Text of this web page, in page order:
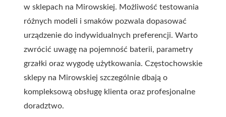
w sklepach na Mirowskiej. Możliwość testowania
różnych modeli i smaków pozwala dopasować
urządzenie do indywidualnych preferencji. Warto
zwrócić uwagę na pojemność baterii, parametry
grzałki oraz wygodę użytkowania. Częstochowskie
sklepy na Mirowskiej szczególnie dbają o
kompleksową obsługę klienta oraz profesjonalne
doradztwo.